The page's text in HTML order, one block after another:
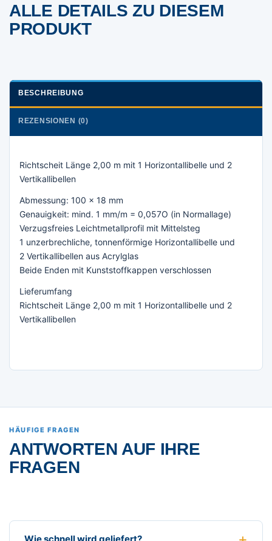
ALLE DETAILS ZU DIESEM
PRODUKT
BESCHREIBUNG
REZENSIONEN (0)
Richtscheit Länge 2,00 m mit 1 Horizontallibelle und 2
Vertikallibellen
Abmessung: 100 x 18 mm
Genauigkeit: mind. 1 mm/m = 0,057O (in Normallage)
Verzugsfreies Leichtmetallprofil mit Mittelsteg
1 unzerbrechliche, tonnenförmige Horizontallibelle und
2 Vertikallibellen aus Acrylglas
Beide Enden mit Kunststoffkappen verschlossen
Lieferumfang
Richtscheit Länge 2,00 m mit 1 Horizontallibelle und 2
Vertikallibellen
HÄUFIGE FRAGEN
ANTWORTEN AUF IHRE
FRAGEN